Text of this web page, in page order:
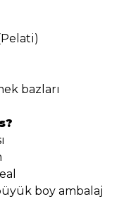
bazları
boy ambalaj